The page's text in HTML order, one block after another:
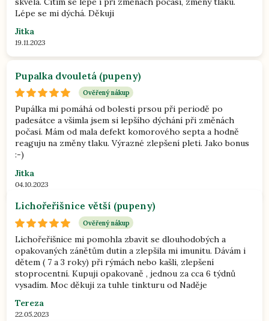
Lépe se mi dýchá. Děkuji
Jitka
19.11.2023
Pupalka dvouletá (pupeny)
Ověřený nákup
Pupálka mi pomáhá od bolesti prsou při periodě po
padesátce a všimla jsem si lepšího dýchání při změnách
počasí. Mám od mala defekt komorového septa a hodně
reaguju na změny tlaku. Výrazné zlepšení pleti. Jako bonus
:-)
Jitka
04.10.2023
Lichořeřišnice větší (pupeny)
Ověřený nákup
Lichořeřišnice mi pomohla zbavit se dlouhodobých a
opakovaných zánětům dutin a zlepšila mi imunitu. Dávám i
dětem ( 7 a 3 roky) při rýmách nebo kašli, zlepšení
stoprocentní. Kupuji opakovaně , jednou za cca 6 týdnů
vysadím. Moc děkuji za tuhle tinkturu od Naděje
Tereza
22.05.2023